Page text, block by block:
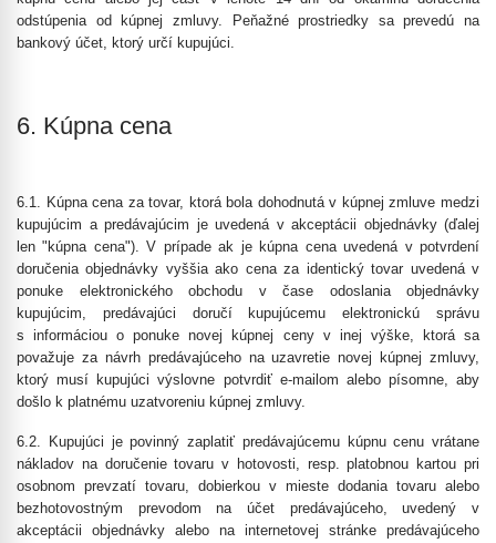
odstúpenia od kúpnej zmluvy. Peňažné prostriedky sa prevedú na
bankový účet, ktorý určí kupujúci.
6. Kúpna cena
6.1. Kúpna cena za tovar, ktorá bola dohodnutá v kúpnej zmluve medzi
kupujúcim a predávajúcim je uvedená v akceptácii objednávky (ďalej
len "kúpna cena"). V prípade ak je kúpna cena uvedená v potvrdení
doručenia objednávky vyššia ako cena za identický tovar uvedená v
ponuke elektronického obchodu v čase odoslania objednávky
kupujúcim, predávajúci doručí kupujúcemu elektronickú správu
s informáciou o ponuke novej kúpnej ceny v inej výške, ktorá sa
považuje za návrh predávajúceho na uzavretie novej kúpnej zmluvy,
ktorý musí kupujúci výslovne potvrdiť e-mailom alebo písomne, aby
došlo k platnému uzatvoreniu kúpnej zmluvy.
6.2. Kupujúci je povinný zaplatiť predávajúcemu kúpnu cenu vrátane
nákladov na doručenie tovaru v hotovosti, resp. platobnou kartou pri
osobnom prevzatí tovaru, dobierkou v mieste dodania tovaru alebo
bezhotovostným prevodom na účet predávajúceho, uvedený v
akceptácii objednávky alebo na internetovej stránke predávajúceho